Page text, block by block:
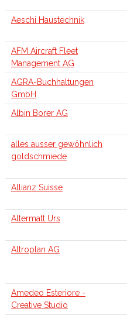
Aeschi Haustechnik
AFM Aircraft Fleet
Management AG
AGRA-Buchhaltungen
GmbH
Albin Borer AG
alles ausser gewöhnlich
goldschmiede
Allianz Suisse
Altermatt Urs
Altroplan AG
Amedeo Esteriore -
Creative Studio